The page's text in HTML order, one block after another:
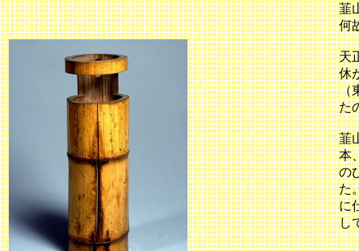
韮
何
天
休
（
た
韮
本
の
た
に
し